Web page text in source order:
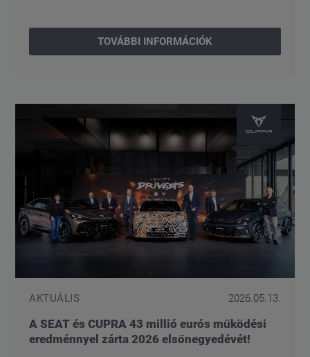
TOVÁBBI INFORMÁCIÓK
AKTUÁLIS 2026.05.13.
A SEAT és CUPRA 43 millió eurós működési
eredménnyel zárta 2026 elsőnegyedévét!